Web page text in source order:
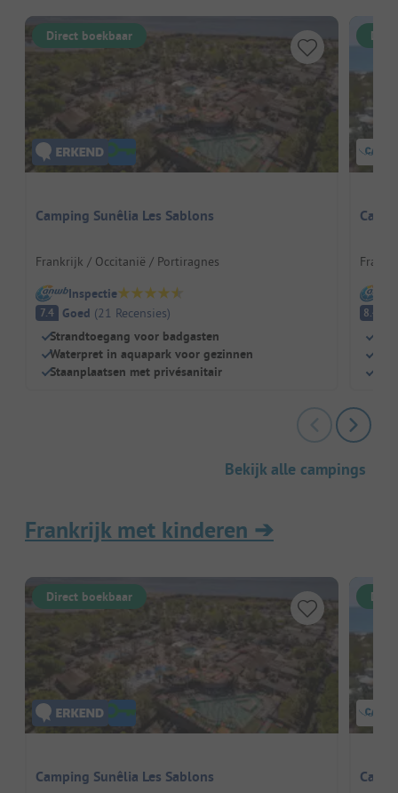
Direct boekbaar
Camping Sunêlia Les Sablons
Frankrijk / Occitanië / Portiragnes
Inspectie
7.4 Goed (21 Recensies)
Strandtoegang voor badgasten
Waterpret in aquapark voor gezinnen
Staanplaatsen met privésanitair
8.4
Bekijk alle campings
Frankrijk met kinderen ➔
Direct boekbaar
Camping Sunêlia Les Sablons